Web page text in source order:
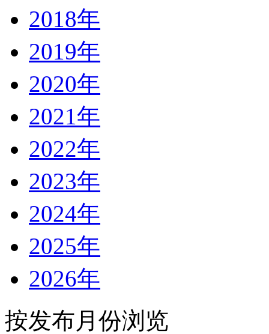
2018年
2019年
2020年
2021年
2022年
2023年
2024年
2025年
2026年
按发布月份浏览